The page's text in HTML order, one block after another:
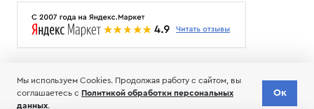
© 2006-2026 Пределанет
Мы используем Cookies. Продолжая работу с сайтом, вы
соглашаетесь с Политикой обработки персональных
данных.
Ок